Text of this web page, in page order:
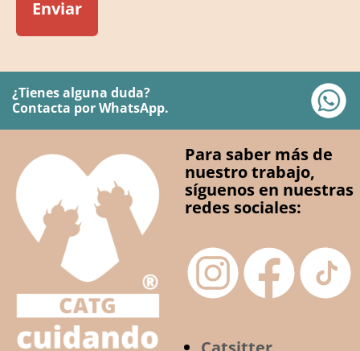
¿Tienes alguna duda?
Contacta por WhatsApp.
Para saber más de
nuestro trabajo,
síguenos en nuestras
redes sociales: